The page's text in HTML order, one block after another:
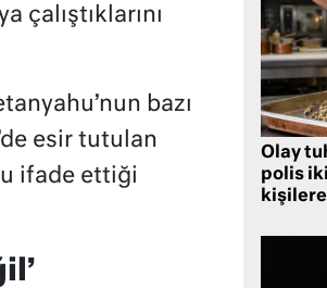
çalıştıklarını
bazı
esir tutulan
ifade ettiği
Olay
polis
kişilere